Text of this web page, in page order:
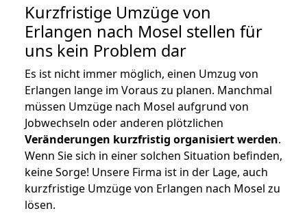
Kurzfristige Umzüge von
Erlangen nach Mosel stellen für
uns kein Problem dar
Es ist nicht immer möglich, einen Umzug von
Erlangen lange im Voraus zu planen. Manchmal
müssen Umzüge nach Mosel aufgrund von
Jobwechseln oder anderen plötzlichen
Veränderungen kurzfristig organisiert werden.
Wenn Sie sich in einer solchen Situation befinden,
keine Sorge! Unsere Firma ist in der Lage, auch
kurzfristige Umzüge von Erlangen nach Mosel zu
lösen.